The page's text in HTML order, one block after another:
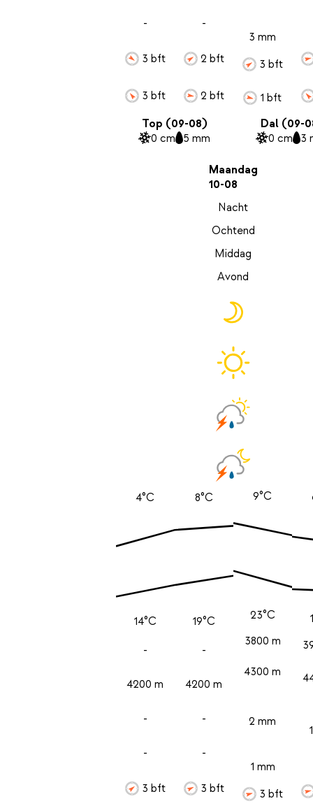
-
3 bft
3 bft
-
2 bft
2 bft
3 mm
3 bft
1 bft
Top (09-08)
0 cm 5 mm
Dal (09-
0 cm 3
Maandag
10-08
Nacht
Ochtend
Middag
Avond
4°C
14°C
-
4200 m
-
-
3 bft
8°C
19°C
-
4200 m
-
-
3 bft
9°C
23°C
3800 m
4300 m
2 mm
1 mm
3 bft